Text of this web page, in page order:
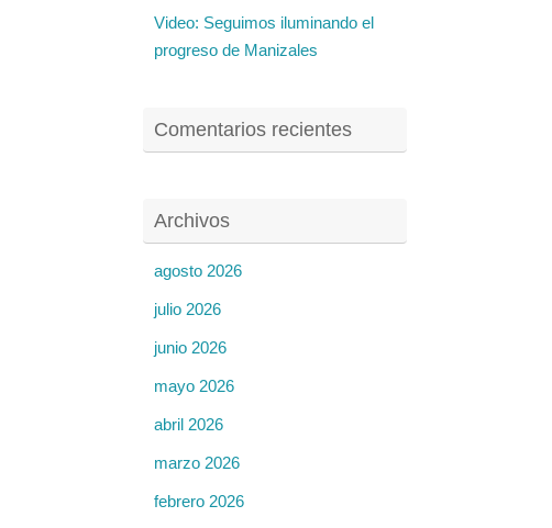
Video: Seguimos iluminando el
progreso de Manizales
Comentarios recientes
Archivos
agosto 2026
julio 2026
junio 2026
mayo 2026
abril 2026
marzo 2026
febrero 2026